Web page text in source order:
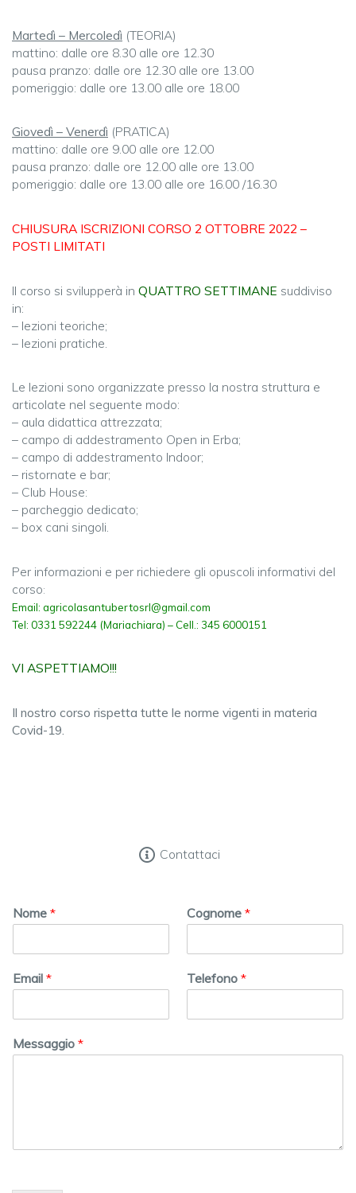
Martedì – Mercoledì (TEORIA)
mattino: dalle ore 8.30 alle ore 12.30
pausa pranzo: dalle ore 12.30 alle ore 13.00
pomeriggio: dalle ore 13.00 alle ore 18.00
Giovedì – Venerdì (PRATICA)
mattino: dalle ore 9.00 alle ore 12.00
pausa pranzo: dalle ore 12.00 alle ore 13.00
pomeriggio: dalle ore 13.00 alle ore 16.00 /16.30
CHIUSURA ISCRIZIONI CORSO 2 OTTOBRE 2022 –
POSTI LIMITATI
Il corso si svilupperà in QUATTRO SETTIMANE suddiviso
in:
– lezioni teoriche;
– lezioni pratiche.
Le lezioni sono organizzate presso la nostra struttura e
articolate nel seguente modo:
– aula didattica attrezzata;
– campo di addestramento Open in Erba;
– campo di addestramento Indoor;
– ristornate e bar;
– Club House:
– parcheggio dedicato;
– box cani singoli.
Per informazioni e per richiedere gli opuscoli informativi del
corso:
Email: agricolasantubertosrl@gmail.com
Tel: 0331 592244 (Mariachiara) – Cell.: 345 6000151
VI ASPETTIAMO!!!
Il nostro corso rispetta tutte le norme vigenti in materia
Covid-19.
Contattaci
Nome * Cognome *
Email * Telefono *
Messaggio *